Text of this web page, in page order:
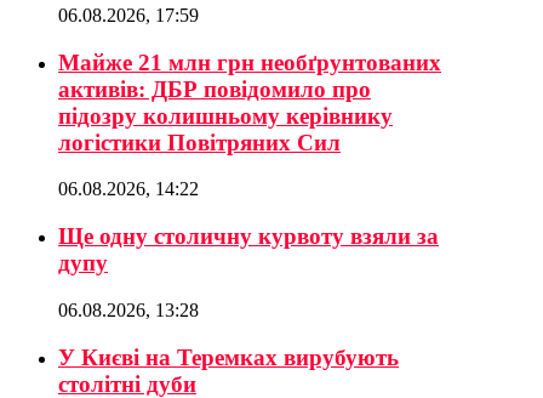
06.08.2026, 17:59
Майже 21 млн грн необґрунтованих
активів: ДБР повідомило про
підозру колишньому керівнику
логістики Повітряних Сил
06.08.2026, 14:22
Ще одну столичну курвоту взяли за
дупу
06.08.2026, 13:28
У Києві на Теремках вирубують
столітні дуби